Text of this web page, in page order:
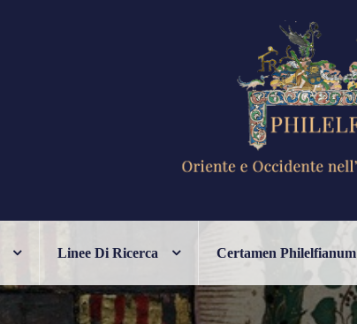
Linee Di Ricerca Certamen Philelfianum